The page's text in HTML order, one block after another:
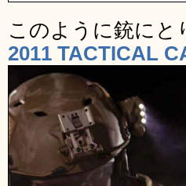
このように銃にと
2011 TACTICAL